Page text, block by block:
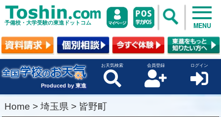
予備校・大学受験の東進ドットコム MENU
Produced by 東進
お天気検索 会員登録 ログイン
Home > 埼玉県 > 皆野町